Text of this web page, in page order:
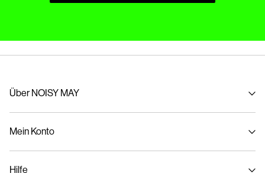
Über NOISY MAY
Nachhaltigkeit
Mein Konto
Hilfe